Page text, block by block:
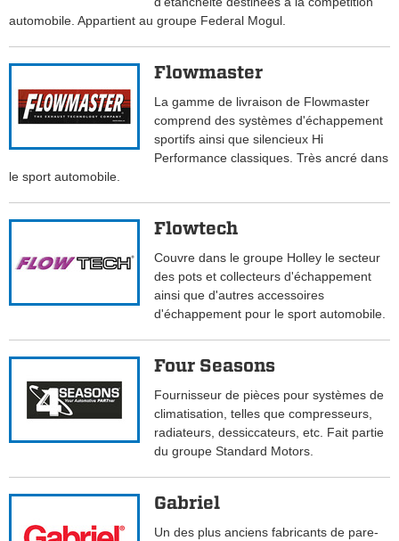
automobile. Appartient au groupe Federal Mogul.
Flowmaster
La gamme de livraison de Flowmaster
comprend des systèmes d'échappement
sportifs ainsi que silencieux Hi
Performance classiques. Très ancré dans
le sport automobile.
Flowtech
Couvre dans le groupe Holley le secteur
des pots et collecteurs d'échappement
ainsi que d'autres accessoires
d'échappement pour le sport automobile.
Four Seasons
Fournisseur de pièces pour systèmes de
climatisation, telles que compresseurs,
radiateurs, dessiccateurs, etc. Fait partie
du groupe Standard Motors.
Gabriel
Un des plus anciens fabricants de pare-